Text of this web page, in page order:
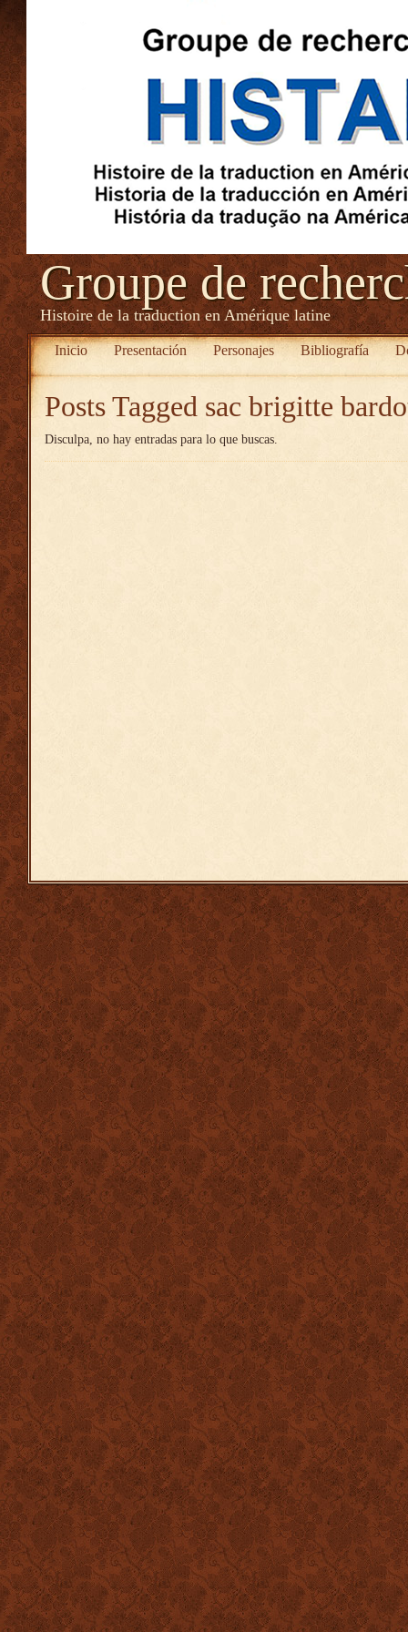
Groupe de
Histoire de la traduction en Amérique latine
Inicio Presentación Personajes Bibliografía
Posts Tagged sac brigitte
Disculpa, no hay entradas para lo que buscas.